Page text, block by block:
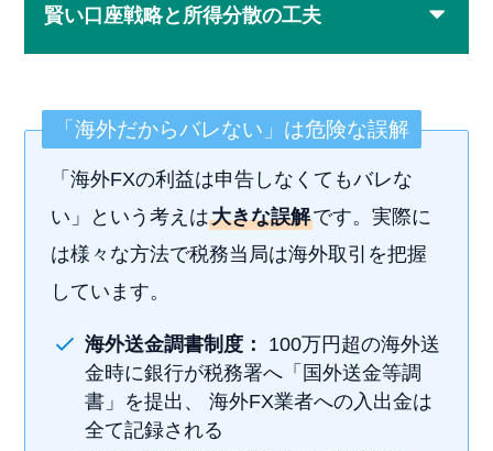
賢い口座戦略と所得分散の工夫
「海外だからバレない」は危険な誤解
「海外FXの利益は申告しなくてもバレな
い」という考えは大きな誤解です。実際に
は様々な方法で税務当局は海外取引を把握
しています。
海外送金調書制度：
100万円超の海外送
金時に銀行が税務署へ「国外送金等調
書」を提出、 海外FX業者への入出金は
全て記録される